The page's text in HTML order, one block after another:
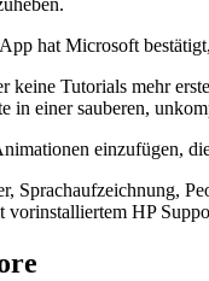
hat Microsoft
Tutorials mehr
in einer sauberen,
einzufügen,
Sprachaufzeichnung,
vorinstalliertem HP